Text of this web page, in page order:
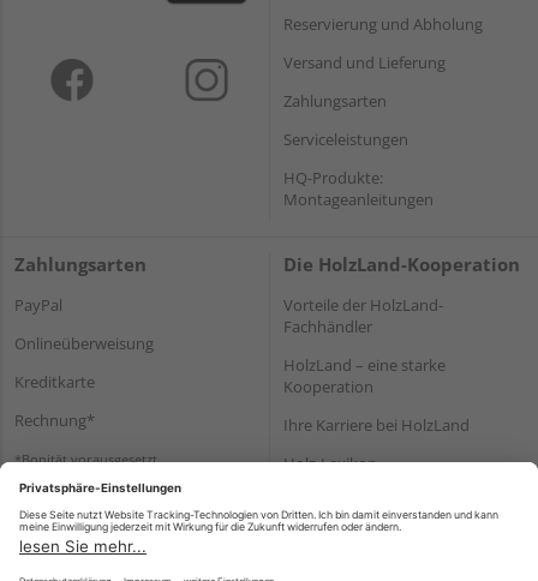
Reservierung und Abholung
Versand und Lieferung
Zahlungsarten
Serviceleistungen
HQ-Produkte:
Montageanleitungen
Zahlungsarten
PayPal
Onlineüberweisung
Kreditkarte
Rechnung*
*Bonität vorausgesetzt
Die HolzLand-Kooperation
Vorteile der HolzLand-
Fachhändler
HolzLand – eine starke
Kooperation
Ihre Karriere bei HolzLand
Holz-Lexikon